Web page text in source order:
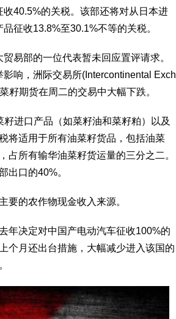
收40.5%的关税。该部还将对从日本进
品征收13.8%至30.1%不等的关税。
部的一位代表暂未回应置评请求。
影响，洲际交易所(Intercontinental Exch
籽期货在周二的交易中大幅下跌。
进口产品（如菜籽油和菜籽粕）以及
将适用于所有油菜籽货品，包括油菜
所有输华油菜籽货运量的三分之二。
出口的40%。
的农作物现金收入来源。
决定对中国产电动汽车征收100%的
个月还出台措施，大幅减少进入该国的